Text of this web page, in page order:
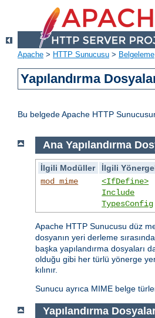
Apache > HTTP Sunucusu > Belgeleme
Yapılandırma
Bu belgede Apache HTTP
Ana Yapılandırma
İlgili Modüller
İlgili
mod_mime
<IfDefine>
Include
TypesConfig
Apache HTTP Sunucusu düz
dosyanın yeri derleme
başka yapılandırma dosyaları
olduğu gibi her türlü yönerge
kılınır.
Sunucu ayrıca MIME belge
Yapılandırma